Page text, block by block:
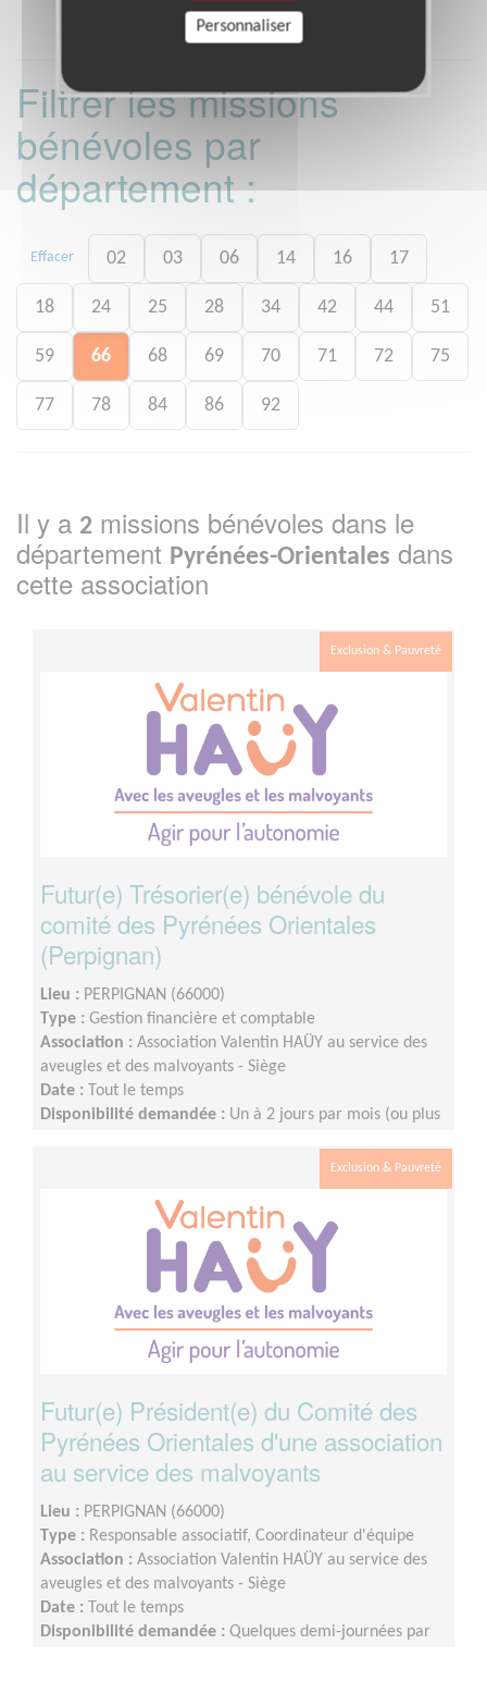
Filtrer les missions
bénévoles par
département :
Effacer 02 03 06 14 16 17
18 24 25 28 34 42 44 51
59 66 68 69 70 71 72 75
77 78 84 86 92
Il y a 2 missions bénévoles dans le
département Pyrénées-Orientales dans
cette association
Exclusion & Pauvreté
Futur(e) Trésorier(e) bénévole du
comité des Pyrénées Orientales
(Perpignan)
Lieu : PERPIGNAN (66000)
Type : Gestion financière et comptable
Association : Association Valentin HAÜY au service des
aveugles et des malvoyants - Siège
Date :
Tout le temps
Disponibilité demandée : Un à 2 jours par mois (ou plus
possible à condition d’une présence au Comité à raison
Exclusion & Pauvreté
Futur(e) Président(e) du Comité des
Pyrénées Orientales d'une association
au service des malvoyants
Lieu : PERPIGNAN (66000)
Type : Responsable associatif, Coordinateur d'équipe
Association : Association Valentin HAÜY au service des
aveugles et des malvoyants - Siège
Date :
Tout le temps
Disponibilité demandée : Quelques demi-journées par
Personnaliser